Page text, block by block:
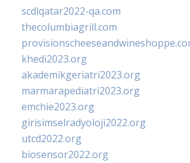
scdlqatar2022-qa.com
thecolumbiagrill.com
khedi2023.org
akademikgeriatri2023.org
marmarapediatri2023.org
emchie2023.org
girisimselradyoloji2022.org
utcd2022.org
biosensor2022.org